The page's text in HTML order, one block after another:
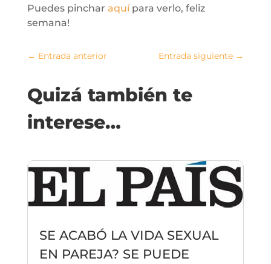
Puedes pinchar aquípara verlo, feliz
semana!
← Entrada anterior Entrada siguiente →
Quizá también te
interese…
SE ACABÓ LA VIDA SEXUAL
EN PAREJA? SE PUEDE